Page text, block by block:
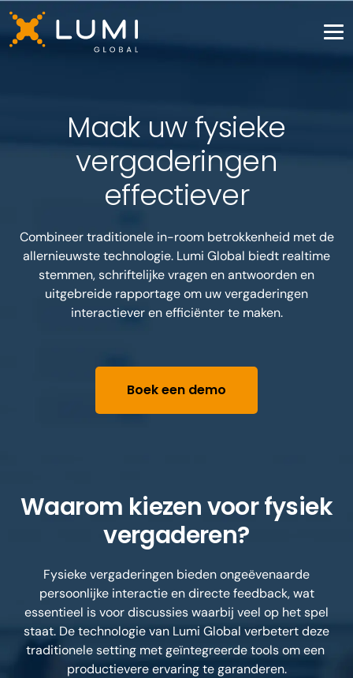
Maak uw fysieke
vergaderingen
effectiever
Combineer traditionele in-room betrokkenheid met de
allernieuwste technologie. Lumi Global biedt realtime
stemmen, schriftelijke vragen en antwoorden en
uitgebreide rapportage om uw vergaderingen
interactiever en efficiënter te maken.
Boek een demo
Waarom kiezen voor fysiek
vergaderen?
Fysieke vergaderingen bieden ongeëvenaarde
persoonlijke interactie en directe feedback, wat
essentieel is voor discussies waarbij veel op het spel
staat. De technologie van Lumi Global verbetert deze
traditionele setting met geïntegreerde tools om een ​​
productievere ervaring te garanderen.